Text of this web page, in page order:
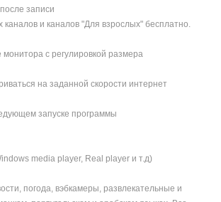
записи
и каналов "Для взрослых" бесплатно.
с регулировкой размера
на заданной скорости интернет
запуске программы
media player, Real player и т.д)
погода, вэбкамеры, развлекательные и